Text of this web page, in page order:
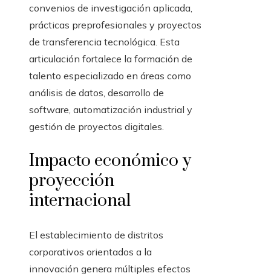
convenios de investigación aplicada,
prácticas preprofesionales y proyectos
de transferencia tecnológica. Esta
articulación fortalece la formación de
talento especializado en áreas como
análisis de datos, desarrollo de
software, automatización industrial y
gestión de proyectos digitales.
Impacto económico y
proyección
internacional
El establecimiento de distritos
corporativos orientados a la
innovación genera múltiples efectos